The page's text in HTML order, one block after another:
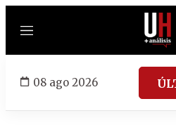
Menú
08 ago 2026